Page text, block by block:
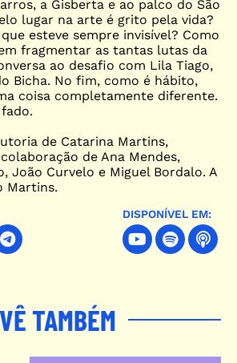
a Gisberta e ao palco do São
lugar na arte é grito pela vida?
esteve sempre invisível? Como
fragmentar as tantas lutas da
ao desafio com Lila Tiago,
Bicha. No fim, como é hábito,
coisa completamente diferente.
de Catarina Martins,
de Ana Mendes,
João Curvelo e Miguel Bordalo. A
Martins.
DISPONÍVEL EM:
VÊ TAMBÉM